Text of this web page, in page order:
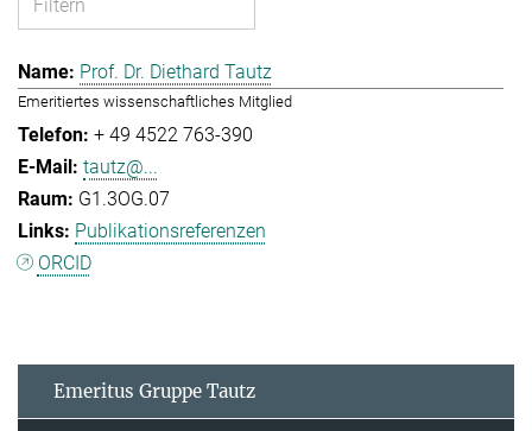
Prof. Dr. Diethard Tautz
Emeritiertes wissenschaftliches Mitglied
+ 49 4522 763-390
tautz@...
G1.3OG.07
Publikationsreferenzen
ORCID
Emeritus Gruppe Tautz